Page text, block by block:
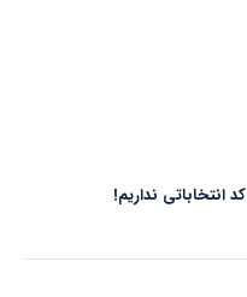
کد انتخاباتی نداریم!